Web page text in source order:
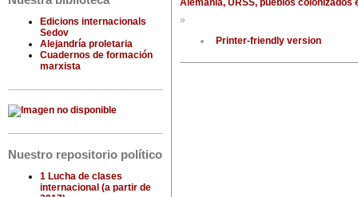
Edicions internacionals
Sedov
Alejandría proletaria
Cuadernos de formación
marxista
Nuestro repositorio político
1 Lucha de clases
internacional (a partir de
Alemania, URSS, pueblos colonizados e
»
Printer-friendly version